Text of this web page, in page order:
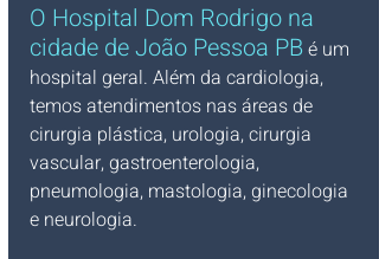
O Hospital Dom Rodrigo na
cidade de João Pessoa PB é um
hospital geral. Além da cardiologia,
temos atendimentos nas áreas de
cirurgia plástica, urologia, cirurgia
vascular, gastroenterologia,
pneumologia, mastologia, ginecologia
e neurologia.